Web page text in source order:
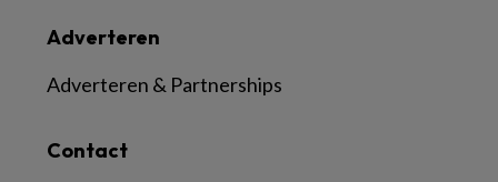
Contact
Adverteren
Adverteren & Partnerships